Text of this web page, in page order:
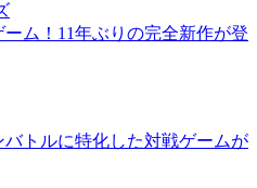
ム！11年ぶりの完全新作が登
トルに特化した対戦ゲームが